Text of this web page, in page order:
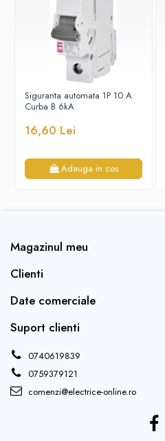
Siguranta automata 1P 10 A
Curba B 6kA
16,60 Lei
Adauga in cos
Magazinul meu
Clienti
Date comerciale
Suport clienti
0740619839
0759379121
comenzi@electrice-online.ro